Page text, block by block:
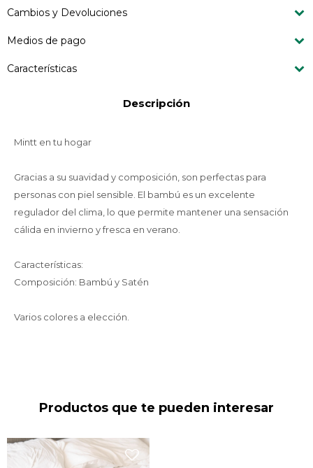
Cambios y Devoluciones
Medios de pago
Características
Descripción
Mintt en tu hogar
Gracias a su suavidad y composición, son perfectas para
personas con piel sensible. El bambú es un excelente
regulador del clima, lo que permite mantener una sensación
cálida en invierno y fresca en verano.
Características:
Composición: Bambú y Satén
Varios colores a elección.
Productos que te pueden interesar